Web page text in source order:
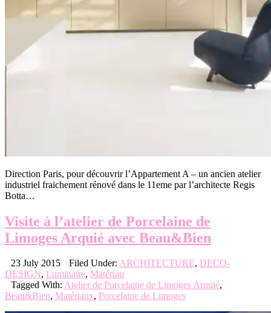
Direction Paris, pour découvrir l’Appartement A – un ancien atelier
industriel fraichement rénové dans le 11eme par l’architecte Regis
Botta…
Visite à l’atelier de Porcelaine de
Limoges Arquié avec Beau&Bien
23 July 2015 Filed Under: ARCHITECTURE, DECO-
DESIGN, Luminaire, Matériau
Tagged With: Atelier de Porcelaine de Limoges Arquié,
Beau&Bien, Matériaux, Porcelaine de Limoges